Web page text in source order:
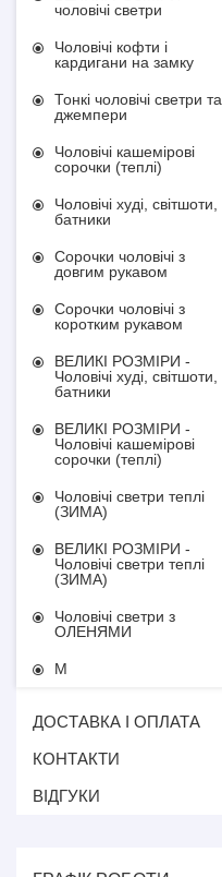
чоловічі светри
Чоловічі кофти і
кардигани на замку
Тонкі чоловічі светри та
джемпери
Чоловічі кашемірові
сорочки (теплі)
Чоловічі худі, світшоти,
батники
Сорочки чоловічі з
довгим рукавом
Сорочки чоловічі з
коротким рукавом
ВЕЛИКІ РОЗМІРИ -
Чоловічі худі, світшоти,
батники
ВЕЛИКІ РОЗМІРИ -
Чоловічі кашемірові
сорочки (теплі)
Чоловічі светри теплі
(ЗИМА)
ВЕЛИКІ РОЗМІРИ -
Чоловічі светри теплі
(ЗИМА)
Чоловічі светри з
ОЛЕНЯМИ
М
ДОСТАВКА І ОПЛАТА
КОНТАКТИ
ВІДГУКИ